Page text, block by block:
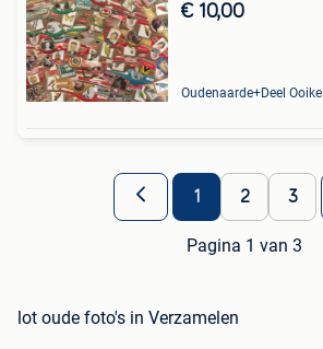
€ 10,00
Oudenaarde+Deel Ooike
1 2 3
Pagina 1 van 3
lot oude foto's in Verzamelen